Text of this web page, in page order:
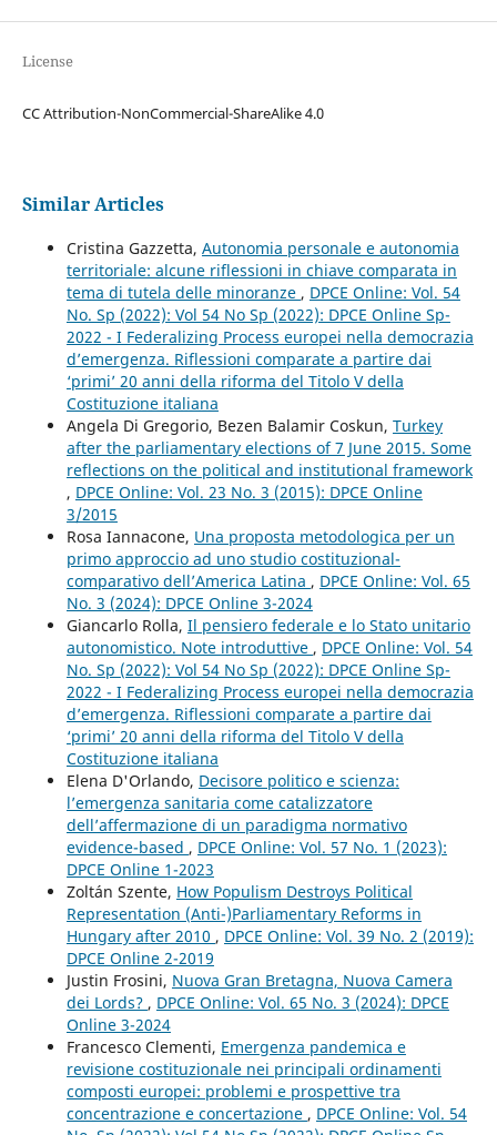
License
CC Attribution-NonCommercial-ShareAlike 4.0
Similar Articles
Cristina Gazzetta, Autonomia personale e autonomia
territoriale: alcune riflessioni in chiave comparata in
tema di tutela delle minoranze , DPCE Online: Vol. 54
No. Sp (2022): Vol 54 No Sp (2022): DPCE Online Sp-
2022 - I Federalizing Process europei nella democrazia
d’emergenza. Riflessioni comparate a partire dai
‘primi’ 20 anni della riforma del Titolo V della
Costituzione italiana
Angela Di Gregorio, Bezen Balamir Coskun, Turkey
after the parliamentary elections of 7 June 2015. Some
reflections on the political and institutional framework
, DPCE Online: Vol. 23 No. 3 (2015): DPCE Online
3/2015
Rosa Iannacone, Una proposta metodologica per un
primo approccio ad uno studio costituzional-
comparativo dell’America Latina , DPCE Online: Vol. 65
No. 3 (2024): DPCE Online 3-2024
Giancarlo Rolla, Il pensiero federale e lo Stato unitario
autonomistico. Note introduttive , DPCE Online: Vol. 54
No. Sp (2022): Vol 54 No Sp (2022): DPCE Online Sp-
2022 - I Federalizing Process europei nella democrazia
d’emergenza. Riflessioni comparate a partire dai
‘primi’ 20 anni della riforma del Titolo V della
Costituzione italiana
Elena D'Orlando, Decisore politico e scienza:
l’emergenza sanitaria come catalizzatore
dell’affermazione di un paradigma normativo
evidence-based , DPCE Online: Vol. 57 No. 1 (2023):
DPCE Online 1-2023
Zoltán Szente, How Populism Destroys Political
Representation (Anti-)Parliamentary Reforms in
Hungary after 2010 , DPCE Online: Vol. 39 No. 2 (2019):
DPCE Online 2-2019
Justin Frosini, Nuova Gran Bretagna, Nuova Camera
dei Lords? , DPCE Online: Vol. 65 No. 3 (2024): DPCE
Online 3-2024
Francesco Clementi, Emergenza pandemica e
revisione costituzionale nei principali ordinamenti
composti europei: problemi e prospettive tra
concentrazione e concertazione , DPCE Online: Vol. 54